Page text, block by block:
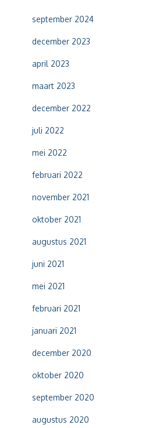
september 2024
december 2023
april 2023
maart 2023
december 2022
juli 2022
mei 2022
februari 2022
november 2021
oktober 2021
augustus 2021
juni 2021
mei 2021
februari 2021
januari 2021
december 2020
oktober 2020
september 2020
augustus 2020